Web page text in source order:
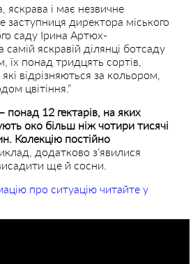
яскрава і має незвичне
заступниця директора міського
саду Ірина Артюх-
яскравій ділянці ботсаду
їх понад тридцять сортів,
відрізняються за кольором,
цвітіння.”
понад 12 гектарів, на яких
око більш ніж чотири тисячі
Колекцію постійно
додатково з’явилися
ще й сосни.
про ситуацію читайте у